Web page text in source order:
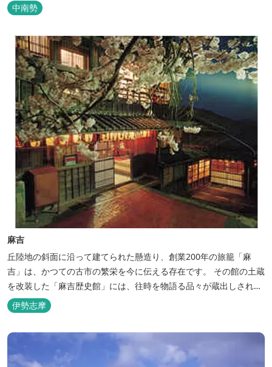
中南勢
麻吉
丘陸地の斜面に沿って建てられた懸造り、創業200年の旅籠「麻
吉」は、かつての古市の繁栄を今に伝える存在です。 その館の土蔵
を改装した「麻吉歴史館」には、往時を物語る品々が蔵出しされ、
お伊勢参り華やかなりし頃へとお誘い致します。
伊勢志摩